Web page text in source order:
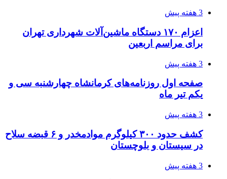
3 هفته پیش
اعزام ۱۷۰ دستگاه ماشین‌آلات شهرداری تهران
برای مراسم اربعین
3 هفته پیش
صفحه اول روزنامه‌های کرمانشاه چهارشنبه سی و
یکم تیر ماه
3 هفته پیش
کشف حدود ۳۰۰ کیلوگرم موادمخدر و ۶ قبضه سلاح
در سیستان و بلوچستان
3 هفته پیش